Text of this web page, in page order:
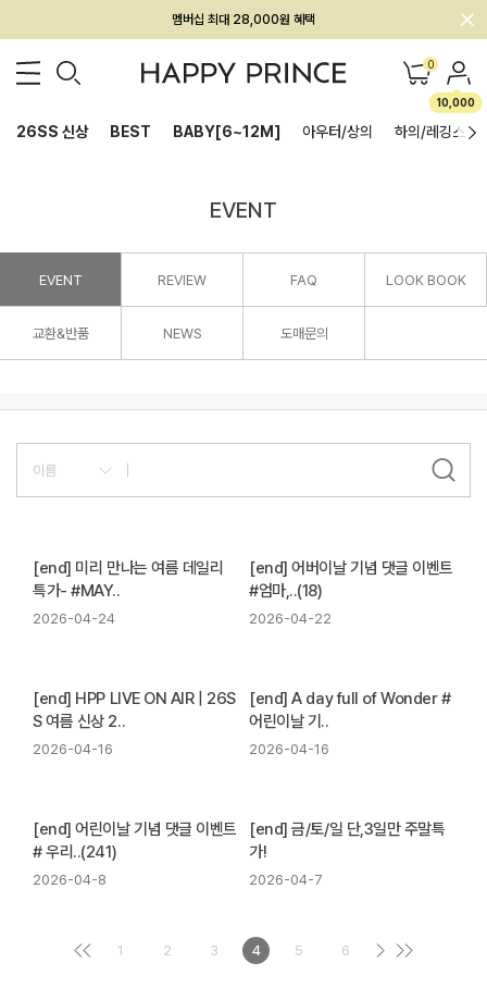
멤버십 최대 28,000원 혜택
0
10,000
26SS 신상 BEST BABY[6~12M] 아우터/상의 하의/레깅스
EVENT
EVENT REVIEW FAQ LOOK BOOK
교환&반품 NEWS 도매문의
[end] 미리 만나는 여름 데일리
특가- #MAY..
2026-04-24
[end] 어버이날 기념 댓글 이벤트
#엄마,..(18)
2026-04-22
[end] HPP LIVE ON AIR | 26S
S 여름 신상 2..
2026-04-16
[end] A day full of Wonder #
어린이날 기..
2026-04-16
[end] 어린이날 기념 댓글 이벤트
# 우리..(241)
2026-04-8
[end] 금/토/일 단,3일만 주말특
가!
2026-04-7
1 2 3 4 5 6